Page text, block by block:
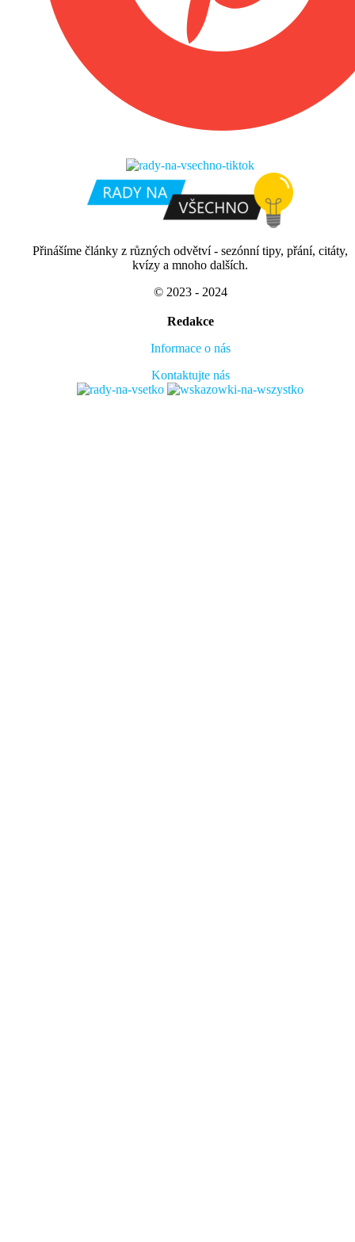
Přinášíme články z různých odvětví - sezónní tipy, přání, citáty,
kvízy a mnoho dalších.
© 2023 - 2024
Redakce
Informace o nás
Kontaktujte nás